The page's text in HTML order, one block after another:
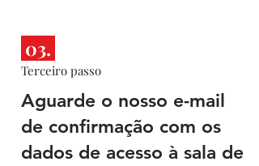
03.
Terceiro passo
Aguarde o nosso e-mail
de confirmação com os
dados de acesso à sala de